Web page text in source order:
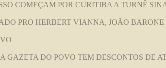
COMEÇAM POR CURITIBA A TURNÊ
PRO HERBERT VIANNA, JOÃO
GAZETA DO POVO TEM DESCONTOS DE